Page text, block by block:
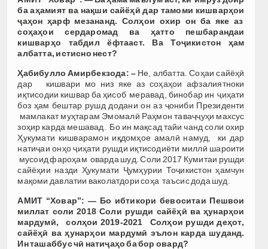
ба аҳамият ва нақши сайёҳӣ дар тамоми кишварҳои
ҷаҳон ҳарф мезананд. Солҳои охир он ба яке аз
соҳаҳои сердаромад ва ҳатто пешбарандаи
кишварҳо табдил ёфтааст. Ва Тоҷикистон ҳам
албатта, истисно нест?
Ҳабибулло Амирбекзода: – Не, албатта. Соҳаи сайёҳӣ
дар кишвари мо низ яке аз соҳаҳои афзалиятноки
иқтисодии кишвар ба ҳисоб меравад, бинобар ин ҷиҳати
боз ҳам бештар рушд додани он аз ҷониби Президенти
мамлакат муҳтарам Эмомалӣ Раҳмон таваҷҷуҳи махсус
зоҳир карда мешавад. Бо ин мақсад тайи чанд соли охир
Ҳукумати кишварамон иқдомҳое амалӣ намуд, ки дар
натиҷаи онҳо ҷиҳати рушди иқтисодиёти миллӣ шароити
мусоид фароҳам оварда шуд. Соли 2017 Кумитаи рушди
сайёҳии назди Ҳукумати Ҷумҳурии Тоҷикистон ҳамчун
мақоми давлатии ваколатдори соҳа таъсис дода шуд.
АМИТ “Ховар”: — Бо ибтикори бевоситаи Пешвои
миллат соли 2018 Соли рушди сайёҳӣ ва ҳунарҳои
мардумӣ, солҳои 2019-2021 Солҳои рушди деҳот,
сайёҳӣ ва ҳунарҳои мардумӣ эълон карда шуданд.
Ин ташаббус чӣ натиҷаҳо ба бор овард?